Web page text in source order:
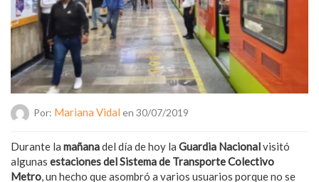
Por: Mariana Vidal en 30/07/2019
Durante la mañanadel día de hoy la Guardia Nacionalvisitó
algunas estaciones del Sistema de Transporte Colectivo
Metro, un hecho que asombró a varios usuarios porque no se